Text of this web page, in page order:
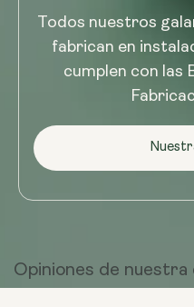
Todos nuestros
fabrican en
cumplen con las
Opiniones de nuestra